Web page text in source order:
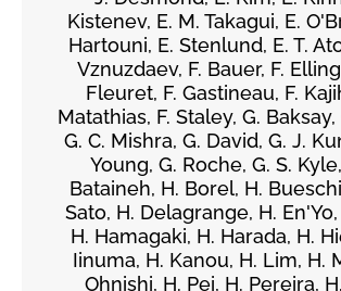
Kistenev, E. M. Takagui, E.
Hartouni, E. Stenlund, E. T.
Vznuzdaev, F. Bauer, F.
Fleuret, F. Gastineau, F.
Matathias, F. Staley, G.
G. C. Mishra, G. David, G. J.
Young, G. Roche, G. S.
Bataineh, H. Borel, H.
Sato, H. Delagrange, H.
H. Hamagaki, H. Harada, H.
Iinuma, H. Kanou, H. Lim, H.
Ohnishi, H. Pei, H. Pereira,